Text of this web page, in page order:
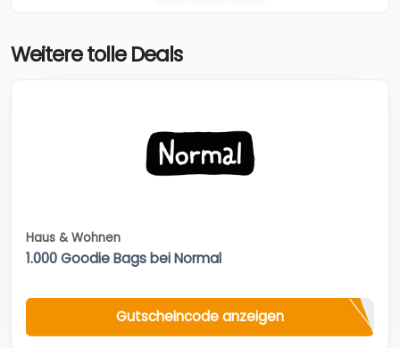
Weitere tolle Deals
Haus & Wohnen
1.000 Goodie Bags bei Normal
Gutscheincode anzeigen